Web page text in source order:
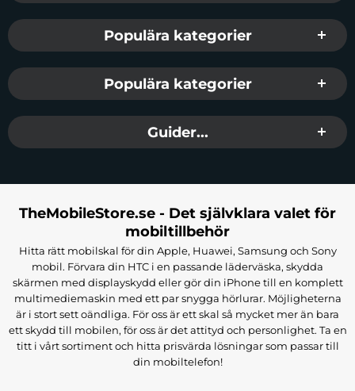
Populära kategorier
Populära kategorier
Guider...
TheMobileStore.se - Det självklara valet för
mobiltillbehör
Hitta rätt mobilskal för din Apple, Huawei, Samsung och Sony
mobil. Förvara din HTC i en passande läderväska, skydda
skärmen med displayskydd eller gör din iPhone till en komplett
multimediemaskin med ett par snygga hörlurar. Möjligheterna
är i stort sett oändliga. För oss är ett skal så mycket mer än bara
ett skydd till mobilen, för oss är det attityd och personlighet. Ta en
titt i vårt sortiment och hitta prisvärda lösningar som passar till
din mobiltelefon!